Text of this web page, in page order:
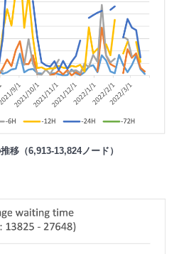
移（6,913-13,824ノード）